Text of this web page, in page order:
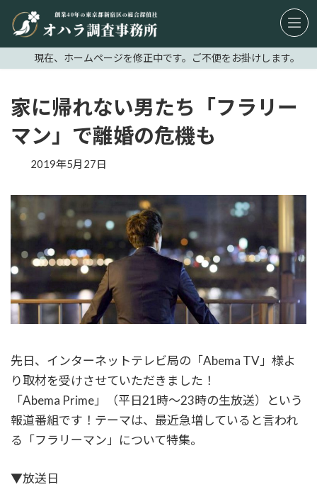
テ
ゲ
現在、ホームページを修正中です。ご不便をお掛けします。
家に帰れない男たち「フラリー
マン」で離婚の危機も
2019年5月27日
先日、インターネットテレビ局の「Abema TV」様よ
り取材を受けさせていただきました！
「Abema Prime」（平日21時～23時の生放送）という
報道番組です！テーマは、最近急増していると言われ
る「フラリーマン」について特集。
▼放送日